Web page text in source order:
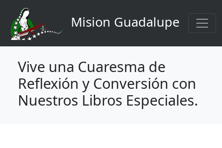
Aller au contenu principal
Navigation principale
Mision Guadalupe
Vive una Cuaresma de
Reflexión y Conversión con
Nuestros Libros Especiales.